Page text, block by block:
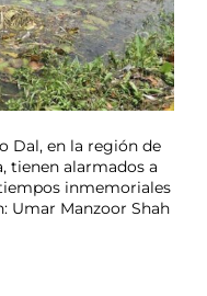
Dal, en la región de
tienen alarmados a
inmemoriales
Umar Manzoor Shah